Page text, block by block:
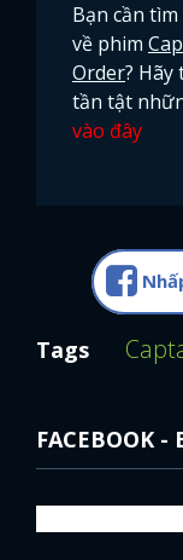
Bạn cần
về phim
Order? Hãy
tần tật
vào đây
Tags
FACEBOOK